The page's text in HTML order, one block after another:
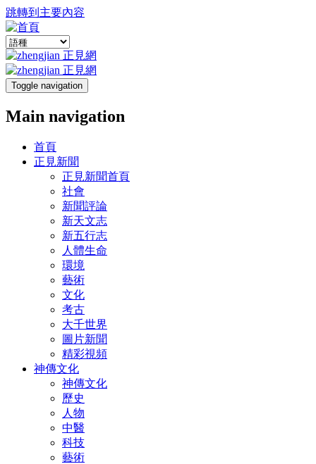
跳轉到主要內容
Toggle navigation
Main navigation
首頁
正見新聞
正見新聞首頁
社會
新聞評論
新天文志
新五行志
人體生命
環境
藝術
文化
考古
大千世界
圖片新聞
精彩視頻
神傳文化
神傳文化
歷史
人物
中醫
科技
藝術